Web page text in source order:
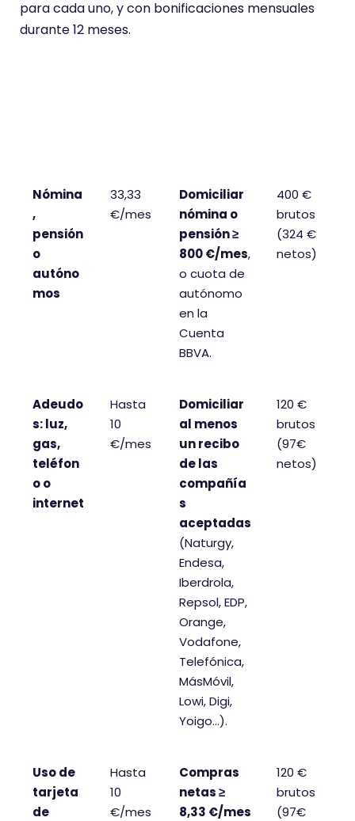
para cada uno, y con bonificaciones mensuales
durante 12 meses.
Nómina
,
pensión
o
autóno
mos
33,33
€/mes
Domiciliar
nómina o
pensión ≥
800 €/mes,
o cuota de
autónomo
en la
Cuenta
BBVA.
400 €
brutos
(324 €
netos)
Adeudo
s: luz,
gas,
teléfon
o o
internet
Hasta
10
€/mes
Domiciliar
al menos
un recibo
de las
compañía
s
aceptadas
(Naturgy,
Endesa,
Iberdrola,
Repsol, EDP,
Orange,
Vodafone,
Telefónica,
MásMóvil,
Lowi, Digi,
Yoigo…).
120 €
brutos
(97€
netos)
Uso de
tarjeta
de
Hasta
10
€/mes
Compras
netas ≥
8,33 €/mes
120 €
brutos
(97€